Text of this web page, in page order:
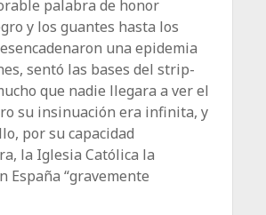
palabra de honor
y los guantes hasta los
una epidemia
sentó las bases del strip-
que nadie llegara a ver el
su insinuación era infinita, y
por su capacidad
la Iglesia Católica la
España “gravemente